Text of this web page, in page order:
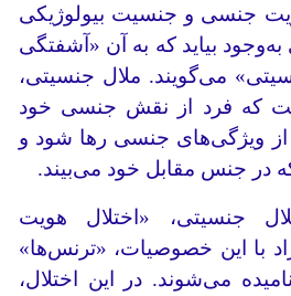
جنسی و جنسیت بیولوژیکی
بیاید که به آن «آشفتگی
می‌گویند. ملال جنسیتی،
که فرد از نقش جنسی خود
از ویژگی‌های جنسی رها شود و
در جنس مقابل خود می‌بیند.
جنسیتی، «اختلال هویت
با این خصوصیات، «ترنس‌ها»
می‌شوند. در این اختلال،